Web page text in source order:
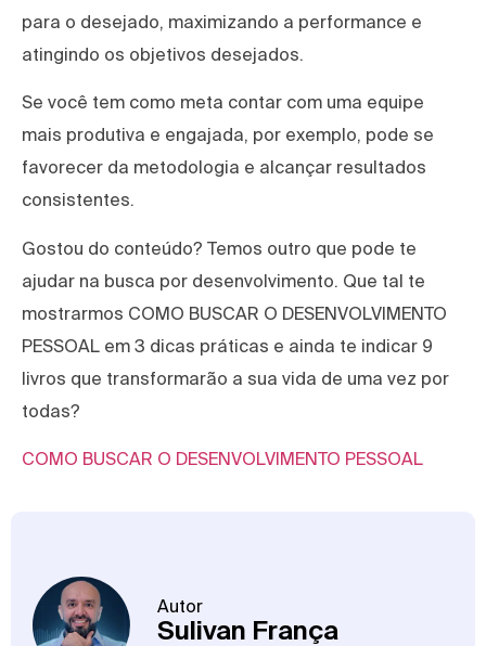
para o desejado, maximizando a performance e
atingindo os objetivos desejados.
Se você tem como meta contar com uma equipe
mais produtiva e engajada, por exemplo, pode se
favorecer da metodologia e alcançar resultados
consistentes.
Gostou do conteúdo? Temos outro que pode te
ajudar na busca por desenvolvimento. Que tal te
mostrarmos COMO BUSCAR O DESENVOLVIMENTO
PESSOAL em 3 dicas práticas e ainda te indicar 9
livros que transformarão a sua vida de uma vez por
todas?
COMO BUSCAR O DESENVOLVIMENTO PESSOAL
Autor
Sulivan França